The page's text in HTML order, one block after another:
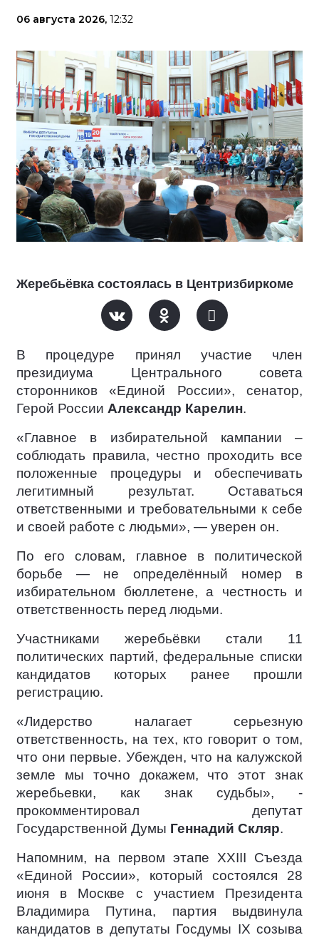
06 августа 2026, 12:32
Жеребьёвка состоялась в Центризбиркоме
В процедуре принял участие член
президиума Центрального совета
сторонников «Единой России», сенатор,
Герой России Александр Карелин.
«Главное в избирательной кампании –
соблюдать правила, честно проходить все
положенные процедуры и обеспечивать
легитимный результат. Оставаться
ответственными и требовательными к себе
и своей работе с людьми», — уверен он.
По его словам, главное в политической
борьбе — не определённый номер в
избирательном бюллетене, а честность и
ответственность перед людьми.
Участниками жеребьёвки стали 11
политических партий, федеральные списки
кандидатов которых ранее прошли
регистрацию.
«Лидерство налагает серьезную
ответственность, на тех, кто говорит о том,
что они первые. Убежден, что на калужской
земле мы точно докажем, что этот знак
жеребьевки, как знак судьбы», -
прокомментировал депутат
Государственной Думы Геннадий Скляр.
Напомним, на первом этапе XXIII Съезда
«Единой России», который состоялся 28
июня в Москве с участием Президента
Владимира Путина, партия выдвинула
кандидатов в депутаты Госдумы IX созыва